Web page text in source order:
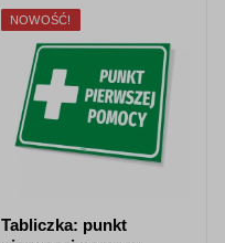
NOWOŚĆ!
Tabliczka: punkt